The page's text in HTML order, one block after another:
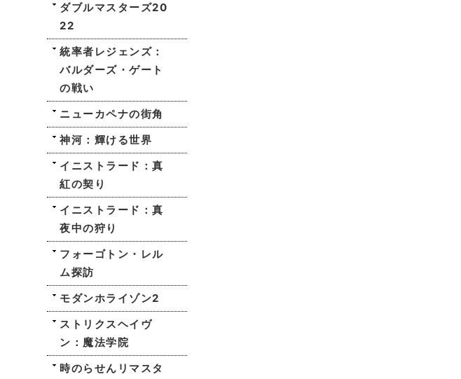
ダブルマスターズ20
22
統率者レジェンズ：
バルダーズ・ゲート
の戦い
ニューカペナの街角
神河：輝ける世界
イニストラード：真
紅の契り
イニストラード：真
夜中の狩り
フォーゴトン・レル
ム探訪
モダンホライゾン2
ストリクスヘイヴ
ン：魔法学院
時のらせんリマスタ